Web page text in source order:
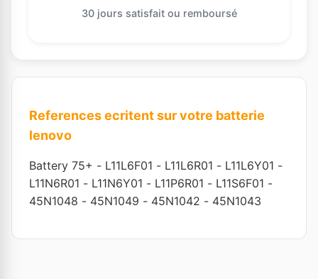
30 jours satisfait ou remboursé
References ecritent sur votre batterie
lenovo
Battery 75+ - L11L6F01 - L11L6R01 - L11L6Y01 -
L11N6R01 - L11N6Y01 - L11P6R01 - L11S6F01 -
45N1048 - 45N1049 - 45N1042 - 45N1043